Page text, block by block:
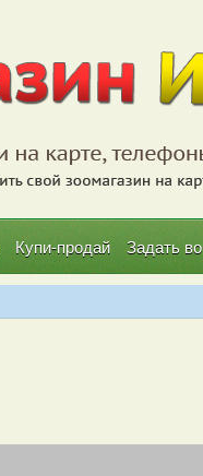
Купи-продай Задать